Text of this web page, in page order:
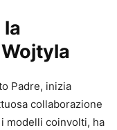
la
Padre, inizia
collaborazione
modelli coinvolti, ha